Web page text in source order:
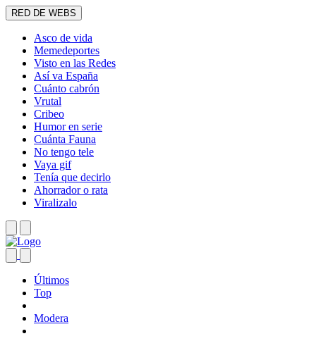
RED DE WEBS
Asco de vida
Memedeportes
Visto en las Redes
Así va España
Cuánto cabrón
Vrutal
Cribeo
Humor en serie
Cuánta Fauna
No tengo tele
Vaya gif
Tenía que decirlo
Ahorrador o rata
Viralizalo
Últimos
Top
Modera